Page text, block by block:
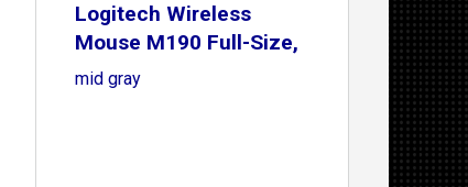
Logitech Wireless
Mouse M190 Full-Size,
mid gray